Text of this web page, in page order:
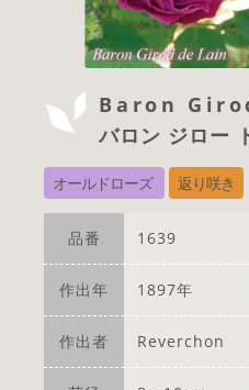
Baron
バロン ジロー
オールドローズ 返り咲き
品番 1639
作出年 1897年
作出者 Reverchon